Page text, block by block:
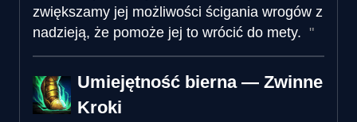
zwiększamy jej możliwości ścigania wrogów z
nadzieją, że pomoże jej to wrócić do mety.
Umiejętność bierna — Zwinne
Kroki